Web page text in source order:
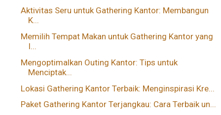
Aktivitas Seru untuk Gathering Kantor: Membangun
K...
Memilih Tempat Makan untuk Gathering Kantor yang
I...
Mengoptimalkan Outing Kantor: Tips untuk
Menciptak...
Lokasi Gathering Kantor Terbaik: Menginspirasi Kre...
Paket Gathering Kantor Terjangkau: Cara Terbaik un...